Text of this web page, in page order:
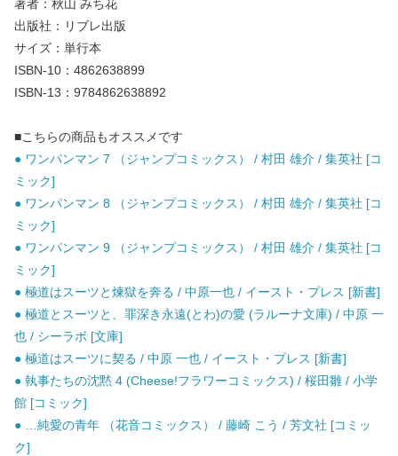
著者：秋山 みち花
出版社：リブレ出版
サイズ：単行本
ISBN-10：4862638899
ISBN-13：9784862638892
■こちらの商品もオススメです
● ワンパンマン 7 （ジャンプコミックス） / 村田 雄介 / 集英社 [コ
ミック]
● ワンパンマン 8 （ジャンプコミックス） / 村田 雄介 / 集英社 [コ
ミック]
● ワンパンマン 9 （ジャンプコミックス） / 村田 雄介 / 集英社 [コ
ミック]
● 極道はスーツと煉獄を奔る / 中原一也 / イースト・プレス [新書]
● 極道とスーツと、罪深き永遠(とわ)の愛 (ラルーナ文庫) / 中原 一
也 / シーラボ [文庫]
● 極道はスーツに契る / 中原 一也 / イースト・プレス [新書]
● 執事たちの沈黙 4 (Cheese!フラワーコミックス) / 桜田雛 / 小学
館 [コミック]
● …純愛の青年 （花音コミックス） / 藤崎 こう / 芳文社 [コミッ
ク]